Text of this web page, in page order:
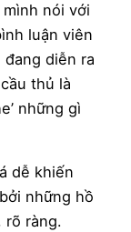
nói với
luận viên
diễn ra
thủ là
những gì
dễ khiến
những hồ
rõ ràng.